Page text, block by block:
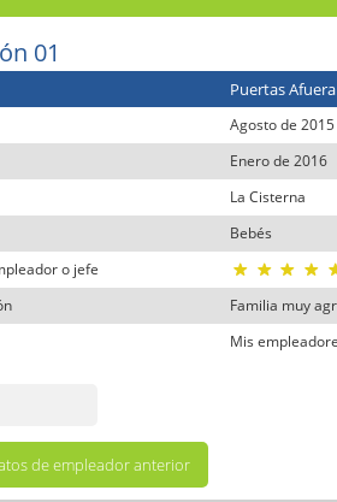
01
Puertas Afuera
Agosto de 2015
Enero de 2016
La Cisterna
Bebés
o jefe
Familia muy
Mis